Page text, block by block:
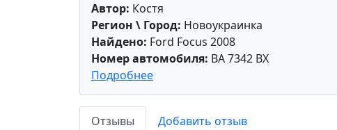
Автор: Костя
Регион \ Город: Новоукраинка
Найдено: Ford Focus 2008
Номер автомобиля: BA 7342 BX
Подробнее
Отзывы
Добавить отзыв